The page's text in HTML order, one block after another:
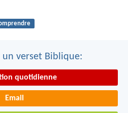
un verset Biblique:
quotidienne
Email